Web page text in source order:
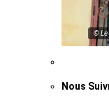
© Le
Nous